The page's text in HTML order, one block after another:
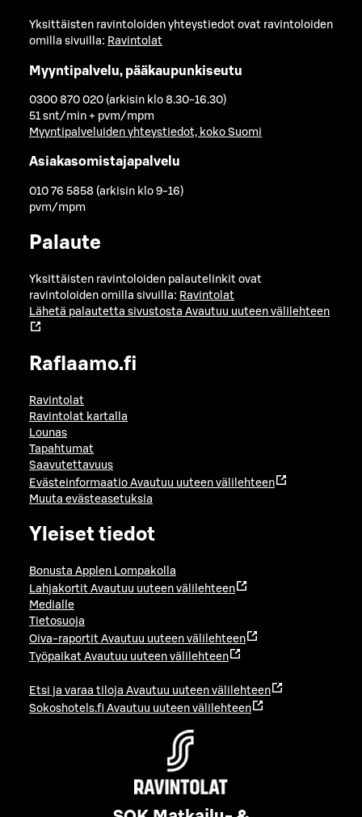
Yksittäisten ravintoloiden yhteystiedot ovat ravintoloiden
omilla sivuilla: Ravintolat
Myyntipalvelu, pääkaupunkiseutu
0300 870 020 (arkisin klo 8.30-16.30)
51 snt/min + pvm/mpm
Myyntipalveluiden yhteystiedot, koko Suomi
Asiakasomistajapalvelu
010 76 5858 (arkisin klo 9-16)
pvm/mpm
Palaute
Yksittäisten ravintoloiden palautelinkit ovat
ravintoloiden omilla sivuilla: Ravintolat
Lähetä palautetta sivustosta Avautuu uuteen välilehteen
Raflaamo.fi
Ravintolat
Ravintolat kartalla
Lounas
Tapahtumat
Saavutettavuus
Evästeinformaatio Avautuu uuteen välilehteen
Muuta evästeasetuksia
Yleiset tiedot
Bonusta Applen Lompakolla
Lahjakortit Avautuu uuteen välilehteen
Medialle
Tietosuoja
Oiva-raportit Avautuu uuteen välilehteen
Työpaikat Avautuu uuteen välilehteen
Etsi ja varaa tiloja Avautuu uuteen välilehteen
Sokoshotels.fi Avautuu uuteen välilehteen